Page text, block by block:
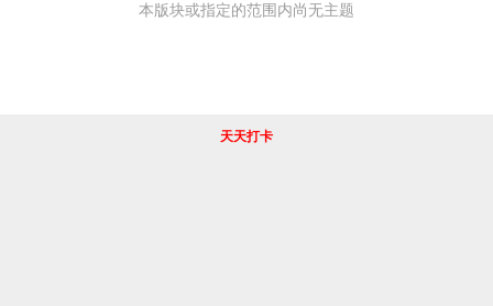
本版块或指定的范围内尚无主题
天天打卡